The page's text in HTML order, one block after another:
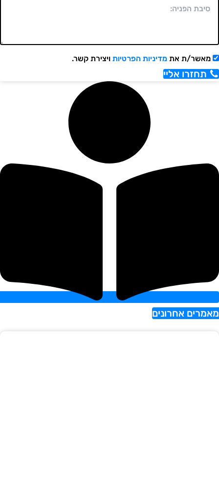
מאשר/ת אתמדיניות הפרטיותויצירת קשר.
תחזרו אליי
אחרונים